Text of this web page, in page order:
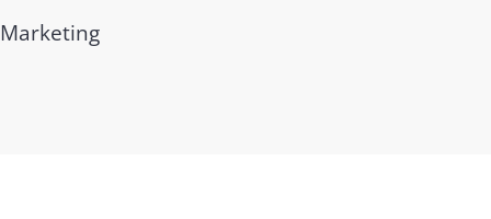
Marketing